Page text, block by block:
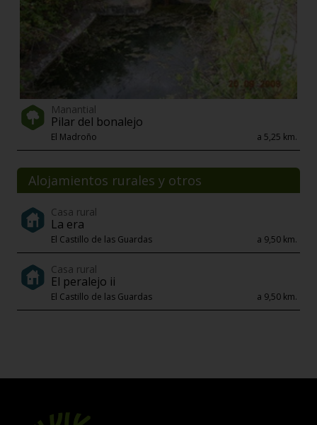
Manantial
Pilar del bonalejo
El Madroño a 5,25 km.
Alojamientos rurales y otros
Casa rural
La era
El Castillo de las Guardas a 9,50 km.
Casa rural
El peralejo ii
El Castillo de las Guardas a 9,50 km.